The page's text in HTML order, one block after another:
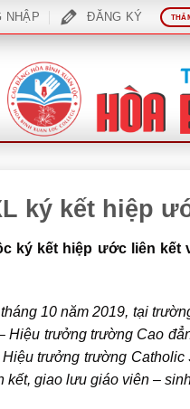
NHẬP ĐĂNG KÝ
ký kết hiệp
ký kết hiệp ước liên kết
10 năm 2019, tại
Hiệu trưởng trường Cao
trưởng trường
kết, giao lưu giáo viên –